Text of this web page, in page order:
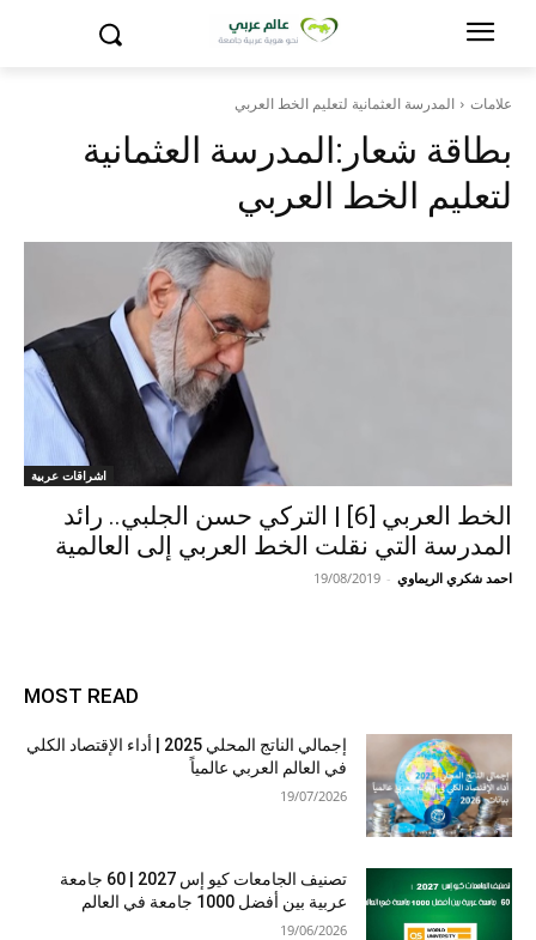
علامات المدرسة العثمانية لتعليم الخط العربي
بطاقة شعار:المدرسة العثمانية
لتعليم الخط العربي
اشراقات عربية
الخط العربي [6] | التركي حسن الجلبي.. رائد
المدرسة التي نقلت الخط العربي إلى العالمية
احمد شكري الريماوي -
19/08/2019
MOST READ
إجمالي الناتج المحلي 2025 | أداء الإقتصاد الكلي
في العالم العربي عالمياً
19/07/2026
تصنيف الجامعات كيو إس 2027 | 60 جامعة
عربية بين أفضل 1000 جامعة في العالم
19/06/2026